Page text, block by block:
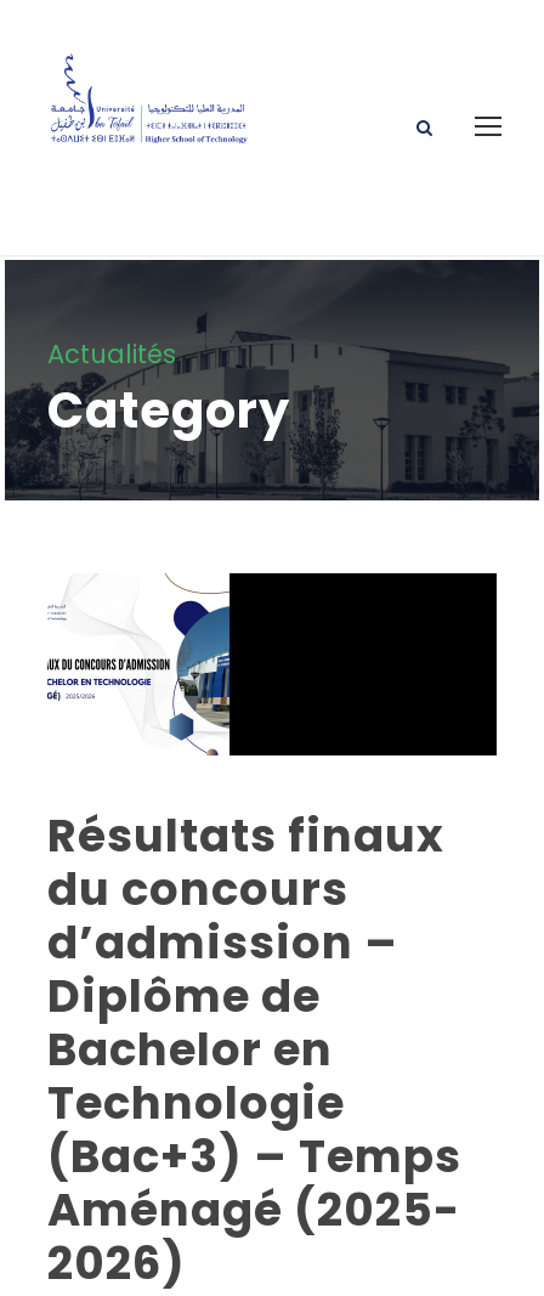
Actualités
Category
Résultats finaux
du concours
d’admission –
Diplôme de
Bachelor en
Technologie
(Bac+3) – Temps
Aménagé (2025-
2026)